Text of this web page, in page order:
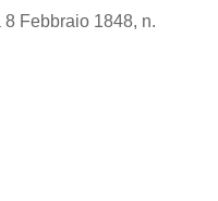
8 Febbraio 1848, n.